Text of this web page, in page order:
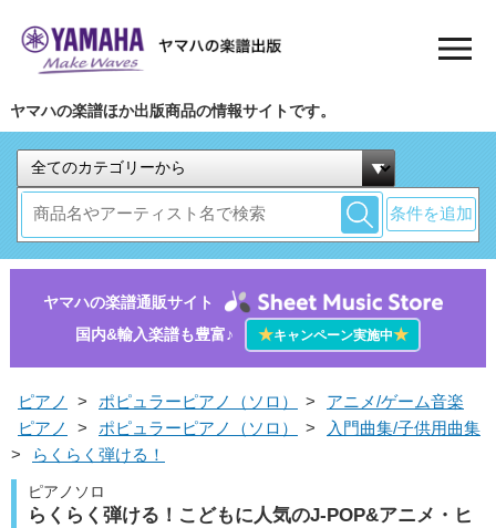
ヤマハの楽譜ほか出版商品の情報サイトです。
条件を追加
ヤマハの楽譜通販サイト
国内&輸入楽譜も豊富♪
★キャンペーン実施中★
ピアノ > ポピュラーピアノ（ソロ） >
アニメ/ゲーム音楽
ピアノ
> ポピュラーピアノ（ソロ） >
入門曲集/子供用曲集
>
らくらく弾ける！
ピアノソロ
らくらく弾ける！こどもに人気のJ-POP&アニメ・ヒ